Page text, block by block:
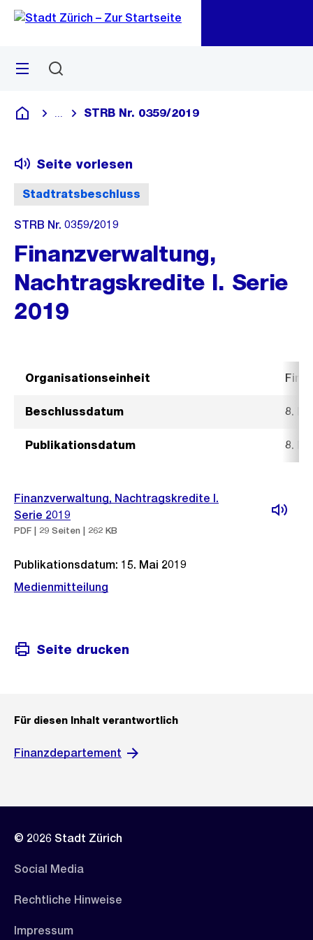
Navigation
Sprunglink
Menü
Deutsch
Blende alle Breadcrumbs ein
STRB Nr. 0359/2019
Stadtratsbeschluss
Seite vorlesen
STRB Nr. 0359/2019
Finanzverwaltung,
Nachtragskredite I. Serie
2019
Organisationseinheit
Beschlussdatum 8.
Publikationsdatum 8.
Finanzverwaltung, Nachtragskredite I.
Serie 2019
PDF | 29 Seiten | 262 KB
Publikationsdatum: 15. Mai 2019
Medienmitteilung
Seite drucken
Für diesen Inhalt verantwortlich
Finanzdepartement
© 2026 Stadt Zürich
Social Media
Rechtliche Hinweise
Impressum